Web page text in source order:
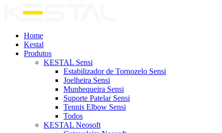
Home
Kestal
Produtos
KESTAL Sensi
Estabilizador de Tornozelo Sensi
Joelheira Sensi
Munhequeira Sensi
Suporte Patelar Sensi
Tennis Elbow Sensi
Todos
KESTAL Neosoft